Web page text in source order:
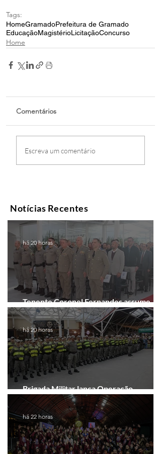
Tags:
HomeGramadoPrefeitura de Gramado
EducaçãoMagistérioLicitaçãoConcurso
Home
Comentários
Escreva um comentário
Notícias Recentes
Tenente Coronel Fernandes assume
comando do 41º BPM em Gramado
há 20 horas
Brigada Militar lança Operação
Convergência na Região das Hortênsias
há 20 horas
há 22 horas